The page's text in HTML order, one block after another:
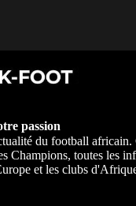
passion
du football
Champions, toutes les
et les clubs